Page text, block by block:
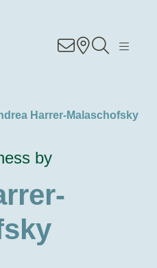
Harrer-Malaschofsky
by